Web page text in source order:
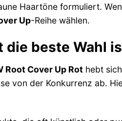
Haartöne formuliert.
Up-Reihe wählen.
die beste Wahl
Root Cover Up Rot hebt
von der Konkurrenz ab.